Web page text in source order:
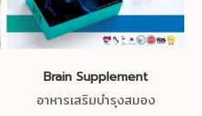
Brain Supplement
อาหารเสริมบำรุงสมอง